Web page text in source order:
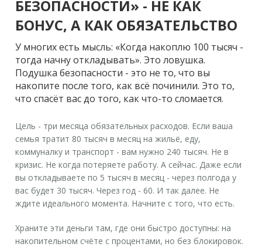
БЕЗОПАСНОСТИ» - НЕ КАК
БОНУС, А КАК ОБЯЗАТЕЛЬСТВО
У многих есть мысль: «Когда накоплю 100 тысяч -
тогда начну откладывать». Это ловушка.
Подушка безопасности - это не то, что вы
накопите после того, как всё починили. Это то,
что спасёт вас до того, как что-то сломается.
Цель - три месяца обязательных расходов. Если ваша
семья тратит 80 тысяч в месяц на жильё, еду,
коммуналку и транспорт - вам нужно 240 тысяч. Не в
кризис. Не когда потеряете работу. А сейчас. Даже если
вы откладываете по 5 тысяч в месяц - через полгода у
вас будет 30 тысяч. Через год - 60. И так далее. Не
ждите идеального момента. Начните с того, что есть.
Храните эти деньги там, где они быстро доступны: на
накопительном счёте с процентами, но без блокировок.